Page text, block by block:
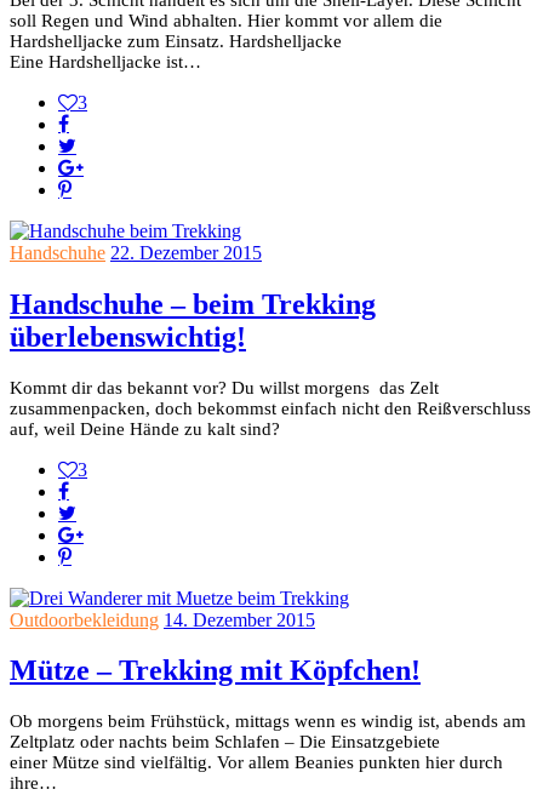
soll Regen und Wind abhalten. Hier kommt vor allem die
Hardshelljacke zum Einsatz. Hardshelljacke
Eine Hardshelljacke ist…
3
Handschuhe 22. Dezember 2015
Handschuhe – beim Trekking
überlebenswichtig!
Kommt dir das bekannt vor? Du willst morgens das Zelt
zusammenpacken, doch bekommst einfach nicht den Reißverschluss
auf, weil Deine Hände zu kalt sind?
3
Outdoorbekleidung 14. Dezember 2015
Mütze – Trekking mit Köpfchen!
Ob morgens beim Frühstück, mittags wenn es windig ist, abends am
Zeltplatz oder nachts beim Schlafen – Die Einsatzgebiete
einer Mütze sind vielfältig. Vor allem Beanies punkten hier durch
ihre…